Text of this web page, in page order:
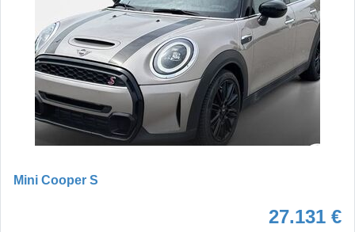
Mini Cooper S
27.131 €